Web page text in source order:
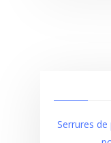
Serrures